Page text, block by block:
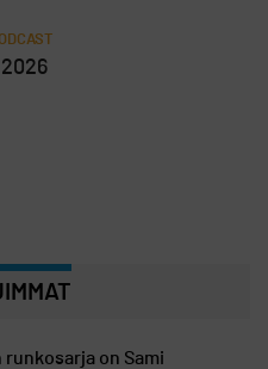
runkosarja on Sami